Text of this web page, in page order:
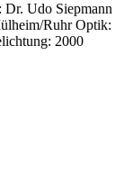
Udo Siepmann
Ruhr Optik:
2000